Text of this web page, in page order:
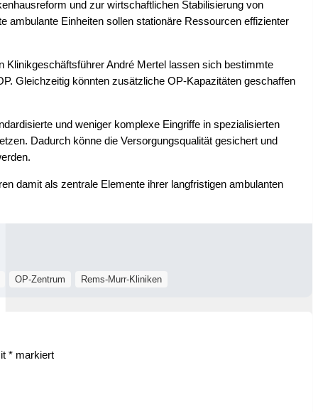
und zur wirtschaftlichen Stabilisierung von
ambulante Einheiten sollen stationäre Ressourcen effizienter
Klinikgeschäftsführer André Mertel lassen sich bestimmte
Gleichzeitig könnten zusätzliche OP-Kapazitäten geschaffen
und weniger komplexe Eingriffe in spezialisierten
Dadurch könne die Versorgungsqualität gesichert und
damit als zentrale Elemente ihrer langfristigen ambulanten
OP-Zentrum Rems-Murr-Kliniken
* markiert